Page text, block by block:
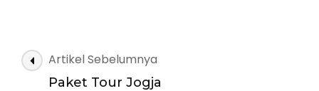
Navigasi
Artikel
Artikel Sebelumnya
Paket Tour Jogja